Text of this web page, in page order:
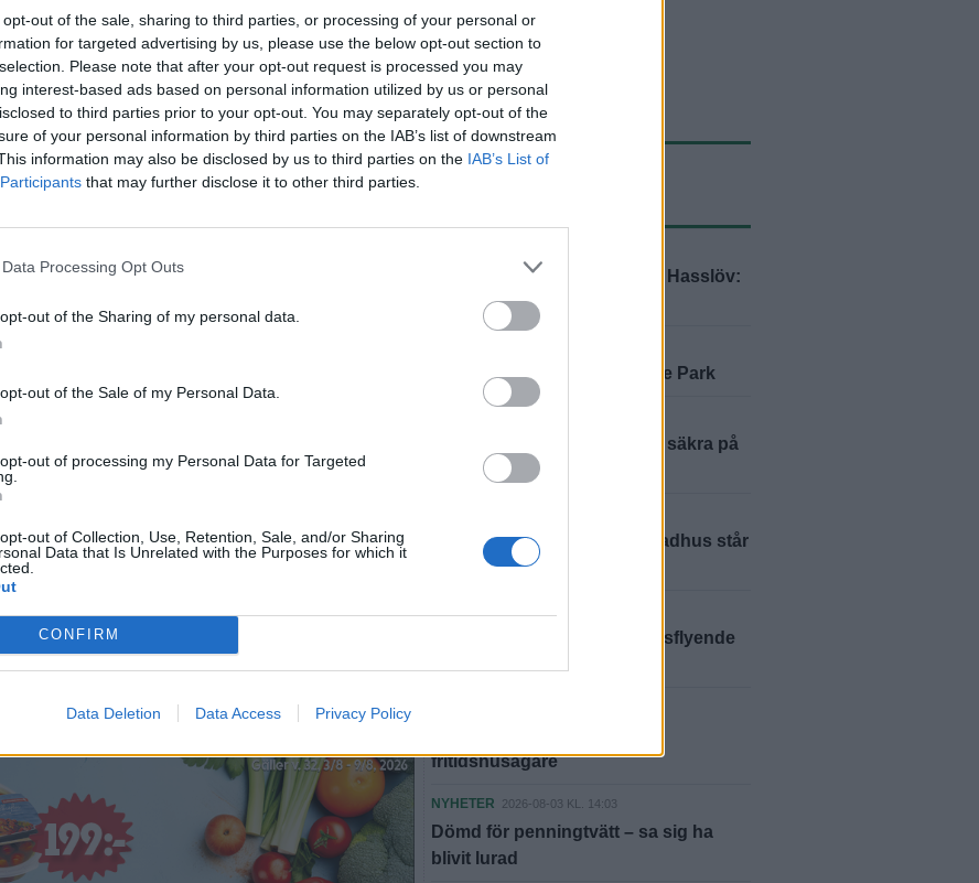
opt-out of the sale, sharing to third parties, or processing of your personal or
for targeted advertising by us, please use the below opt-out section to
Please note that after your opt-out request is processed you may
interest-based ads based on personal information utilized by us or personal
to third parties prior to your opt-out. You may separately opt-out of the
of your personal information by third parties on the IAB’s list of downstream
information may also be disclosed by us to third parties on the IAB’s List of
that may further disclose it to other third parties.
Processing Opt Outs
out of the Sharing of my personal data.
out of the Sale of my Personal Data.
out of processing my Personal Data for Targeted
out of Collection, Use, Retention, Sale, and/or Sharing
Data that Is Unrelated with the Purposes for which it
CONFIRM
Data Deletion Data Access Privacy Policy
Fler nyheter
Hylander till
jättenöjd"
Solen-festivalen.
Louise lockade Hylander till Hasslöv:
"Är jättenöjd"
Från Australien till Glänninge Park
Brandmästaren: ”Vi var inte säkra på
att vi skulle lyckas”
Våldsam brand i Laholm – radhus står
Polishelikopter jagade skogsflyende
fritidshusägare
NYHETER 2026-08-03 KL. 14:03
Dömd för penningtvätt – sa sig ha
blivit lurad